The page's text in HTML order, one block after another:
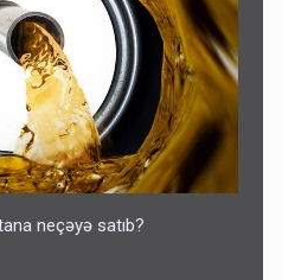
neçəyə satıb?